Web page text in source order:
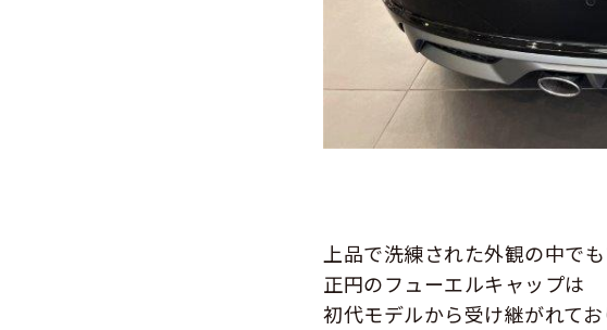
上品で洗練された外観の中で
正円のフューエルキャップは
初代モデルから受け継がれて